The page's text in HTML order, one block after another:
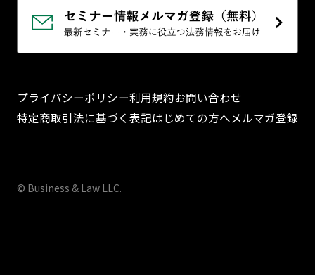
プライバシーポリシー利用規約お問い合わせ
特定商取引法に基づく表記はじめての方へメルマガ登録
© Business & Law LLC.